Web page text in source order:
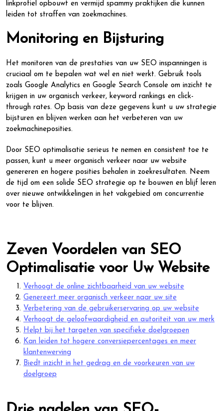
linkprofiel opbouwt en vermijd spammy praktijken die kunnen
leiden tot straffen van zoekmachines.
Monitoring en Bijsturing
Het monitoren van de prestaties van uw SEO inspanningen is
cruciaal om te bepalen wat wel en niet werkt. Gebruik tools
zoals Google Analytics en Google Search Console om inzicht te
krijgen in uw organisch verkeer, keyword rankings en click-
through rates. Op basis van deze gegevens kunt u uw strategie
bijsturen en blijven werken aan het verbeteren van uw
zoekmachineposities.
Door SEO optimalisatie serieus te nemen en consistent toe te
passen, kunt u meer organisch verkeer naar uw website
genereren en hogere posities behalen in zoekresultaten. Neem
de tijd om een solide SEO strategie op te bouwen en blijf leren
over nieuwe ontwikkelingen in het vakgebied om concurrentie
voor te blijven.
Zeven Voordelen van SEO
Optimalisatie voor Uw Website
Verhoogt de online zichtbaarheid van uw website
Genereert meer organisch verkeer naar uw site
Verbetering van de gebruikerservaring op uw website
Verhoogt de geloofwaardigheid en autoriteit van uw merk
Helpt bij het targeten van specifieke doelgroepen
Kan leiden tot hogere conversiepercentages en meer
klantenwerving
Biedt inzicht in het gedrag en de voorkeuren van uw
doelgroep